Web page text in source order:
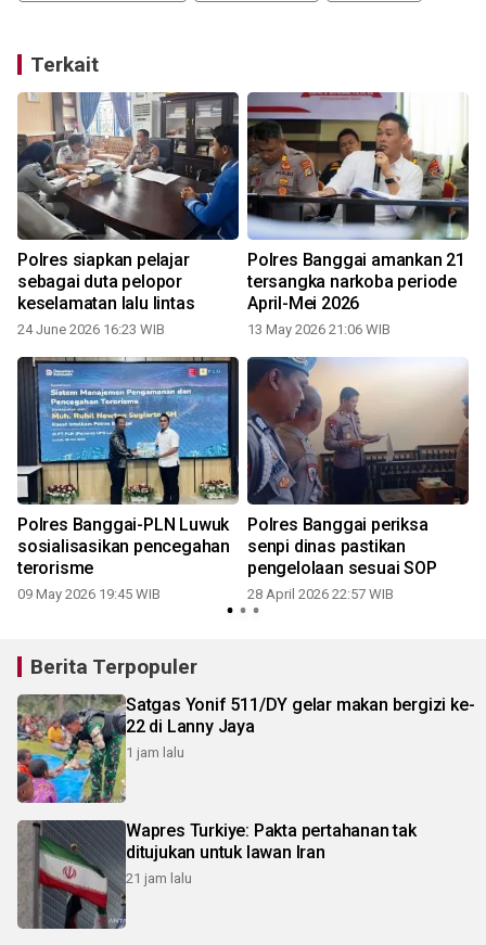
Terkait
Polres siapkan pelajar
sebagai duta pelopor
keselamatan lalu lintas
24 June 2026 16:23 WIB
Polres Banggai amankan 21
tersangka narkoba periode
April-Mei 2026
13 May 2026 21:06 WIB
Polres Banggai-PLN Luwuk
sosialisasikan pencegahan
terorisme
09 May 2026 19:45 WIB
Polres Banggai periksa
senpi dinas pastikan
pengelolaan sesuai SOP
28 April 2026 22:57 WIB
Berita Terpopuler
Satgas Yonif 511/DY gelar makan bergizi ke-
22 di Lanny Jaya
1 jam lalu
Wapres Turkiye: Pakta pertahanan tak
ditujukan untuk lawan Iran
21 jam lalu